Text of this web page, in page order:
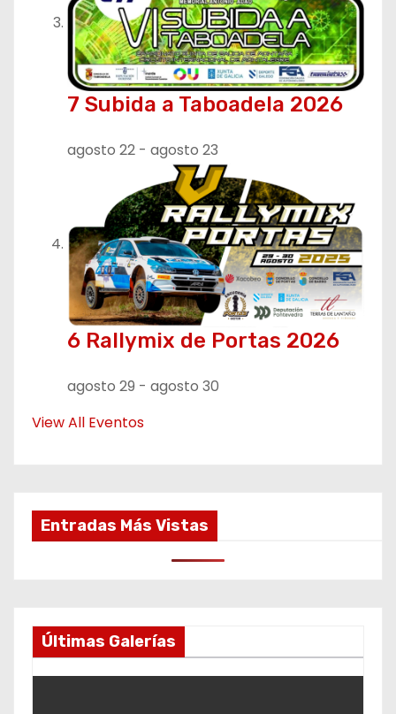
7 Subida a Taboadela 2026
agosto 22 - agosto 23
6 Rallymix de Portas 2026
agosto 29 - agosto 30
View All Eventos
Entradas Más Vistas
Últimas Galerías